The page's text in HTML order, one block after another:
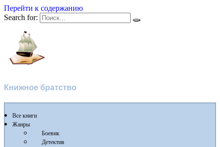
Перейти к содержанию
Search for:
Книжное братство
Все книги
Жанры
Боевик
Детектив